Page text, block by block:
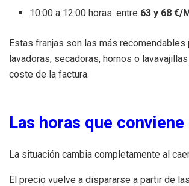
10:00 a 12:00 horas: entre 63 y 68 €/
Estas franjas son las más recomendables
lavadoras, secadoras, hornos o
coste de la factura.
Las horas que
La situación cambia completamente al
El precio vuelve a dispararse a partir de